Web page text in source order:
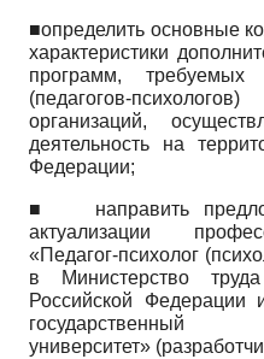
■определить основные
характеристики
программ, требуемых
(педагогов-психологов)
организаций,
деятельность на
Федерации;
■ направить
актуализации
«Педагог-психолог
в Министерство
Российской
государственный
университет»